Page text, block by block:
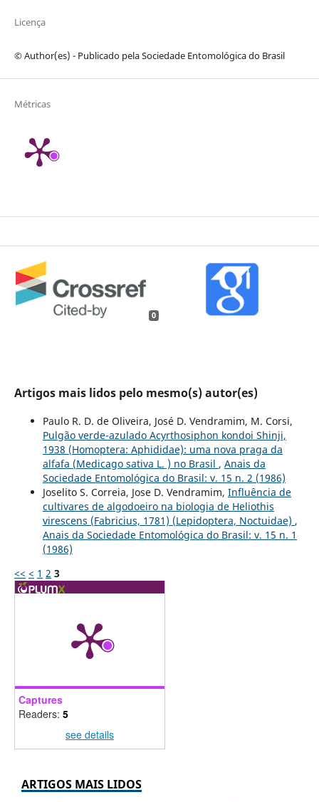
Licença
© Author(es) - Publicado pela Sociedade Entomológica do Brasil
Métricas
0
Artigos mais lidos pelo mesmo(s) autor(es)
Paulo R. D. de Oliveira, José D. Vendramim, M. Corsi,
Pulgão verde-azulado Acyrthosiphon kondoi Shinji,
1938 (Homoptera: Aphididae): uma nova praga da
alfafa (Medicago sativa L. ) no Brasil , Anais da
Sociedade Entomológica do Brasil: v. 15 n. 2 (1986)
Joselito S. Correia, Jose D. Vendramim, Influência de
cultivares de algodoeiro na biologia de Heliothis
virescens (Fabricius, 1781) (Lepidoptera, Noctuidae) ,
Anais da Sociedade Entomológica do Brasil: v. 15 n. 1
(1986)
<< < 1 2 3
Captures
Readers: 5
see details
ARTIGOS MAIS LIDOS